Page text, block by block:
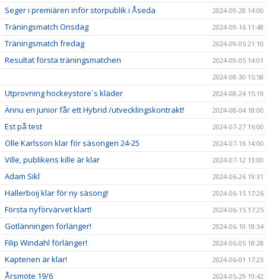
Seger i premiären inför storpublik i Åseda 2024-09-28 14:00
Träningsmatch Onsdag 2024-09-16 11:48
Träningsmatch fredag 2024-09-05 21:10
Resultat första träningsmatchen
2024-09-05 14:01
2024-08-30 15:58
Utprovning hockeystore´s kläder 2024-08-24 15:19
Ännu en junior får ett Hybrid /utvecklingskontrakt! 2024-08-04 18:00
Est på test 2024-07-27 16:00
Olle Karlsson klar för säsongen 24-25 2024-07-16 14:00
Ville, publikens kille är klar 2024-07-12 13:00
Adam Sikl 2024-06-26 19:31
Hallerboij klar för ny säsong! 2024-06-15 17:26
Första nyförvärvet klart! 2024-06-15 17:25
Gotlänningen förlänger! 2024-06-10 18:34
Filip Windahl förlänger! 2024-06-05 18:28
Kaptenen är klar! 2024-06-01 17:23
Årsmöte 19/6 2024-05-29 19:42